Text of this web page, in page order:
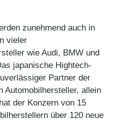
zunehmend auch in
vieler
wie Audi, BMW und
japanische Hightech-
Partner der
Automobilhersteller, allein
der Konzern von 15
über 120 neue